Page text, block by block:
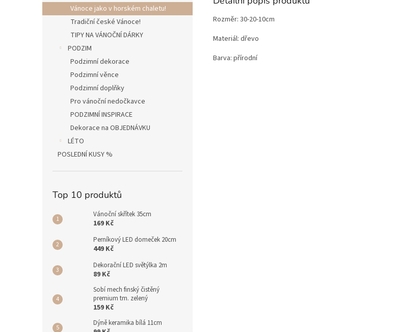
Vánoce jako v horském chaletu!
Tradiční české Vánoce!
TIPY NA VÁNOČNÍ DÁRKY
PODZIM
Podzimní dekorace
Podzimní věnce
Podzimní doplňky
Pro vánoční nedočkavce
PODZIMNÍ INSPIRACE
Dekorace na OBJEDNÁVKU
LÉTO
POSLEDNÍ KUSY %
Top 10 produktů
Vánoční skřítek 35cm
169 Kč
Perníkový LED domeček 20cm
449 Kč
Dekorační LED světýlka 2m
89 Kč
Sobí mech finský čistěný
premium tm. zelený
159 Kč
Dýně keramika bílá 11cm
Rozměr: 30-20-10cm
Materiál: dřevo
Barva: přírodní